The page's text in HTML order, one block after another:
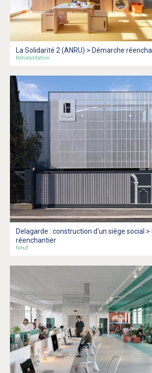
La Solidarité 2 (ANRU) > Démarche
Réhabilitation
Delagarde : construction d'un siège social
réenchantier
Neuf